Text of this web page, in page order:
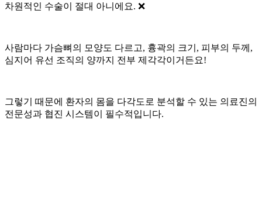
차원적인 수술이 절대 아니에요. ❌
사람마다 가슴뼈의 모양도 다르고, 흉곽의 크기, 피부의 두께,
심지어 유선 조직의 양까지 전부 제각각이거든요!
그렇기 때문에 환자의 몸을 다각도로 분석할 수 있는 의료진의
전문성과 협진 시스템이 필수적입니다.